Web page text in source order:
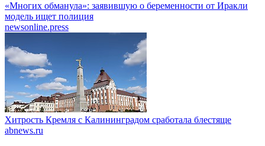
«Многих обманула»: заявившую о беременности от Иракли
модель ищет полиция
newsonline.press
Хитрость Кремля с Калининградом сработала блестяще
abnews.ru